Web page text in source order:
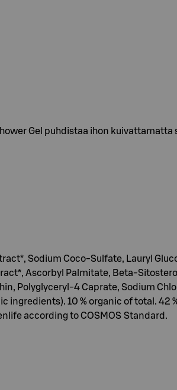
Gel puhdistaa ihon
Sodium Coco-Sulfate, Lauryl
Ascorbyl Palmitate, Beta-
Polyglyceryl-4 Caprate, Sodium
ingredients). 10 % organic of total.
according to COSMOS Standard.